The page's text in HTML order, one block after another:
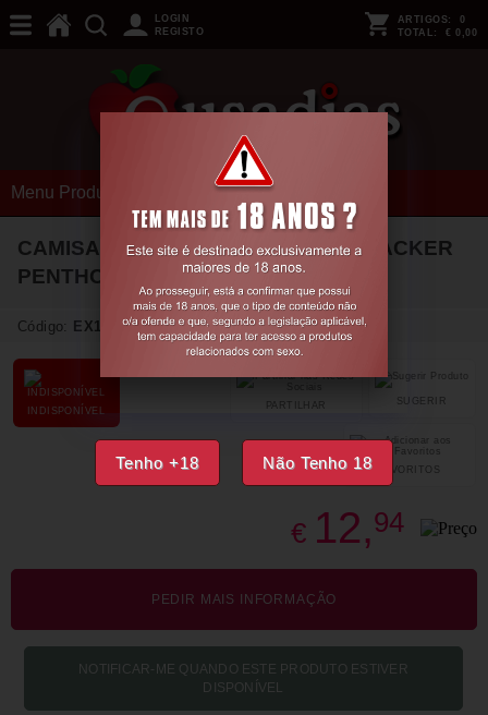
Tenho +18 Não Tenho 18
LOGIN
REGISTO
ARTIGOS: 0
TOTAL: € 0,00
Menu Produtos
CAMISA DE NOITE E CUECA LIP SMACKER
PENTHOUSE BRANCA 38-40 M/L
Código: EX17733
INDISPONÍVEL
SUGERIR
PARTILHAR
FAVORITOS
€ 12,94
PEDIR MAIS INFORMAÇÃO